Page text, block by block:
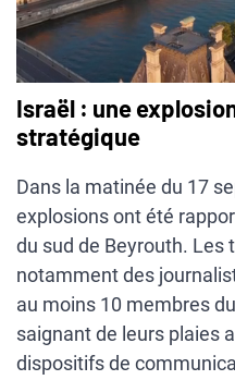
Israël : une
stratégique
Dans la matinée du 17
explosions ont été
du sud de Beyrouth. Les
notamment des
au moins 10 membres
saignant de leurs plaies
dispositifs de